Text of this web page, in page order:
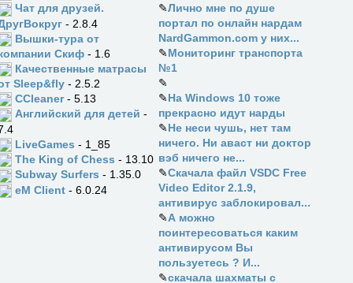
Чат для друзей.
- 2.8.4
Вышки-тура от
Скиф - 1.6
Качественные матрасы
Sleep&fly - 2.5.2
CCleaner- 5.13
Английский для детей -
LiveGames - 1_85
The King of Chess - 13.10
Subway Surfers - 1.35.0
eM Client - 6.0.24
✎Лично мне по душе
портал по онлайн нардам
NardGammon.com у них...
✎Мониторинг транспорта
№1
✎
✎На Windows 10 тоже
прекрасно идут нарды
✎Не неси чушь, нет там
ничего. Ни аваст ни доктор
вэб ничего не...
✎Скачала файл VSDC Free
Video Editor 2.1.9,
антивирус заблокировал...
✎А можно
поинтересоваться каким
антивирусом Вы
пользуетесь ? И...
✎скачала шахматы с